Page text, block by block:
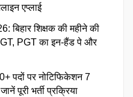
एप्लाई
शिक्षक की महीने की
PGT का इन-हैंड पे और
पदों पर नोटिफिकेशन 7
पूरी भर्ती प्रक्रिया